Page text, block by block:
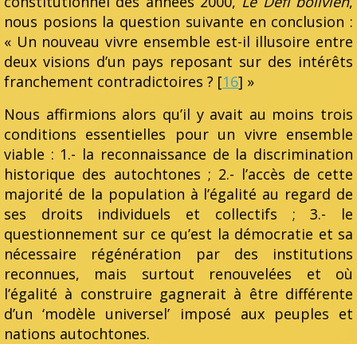
nous posions la question suivante en conclusion :
« Un nouveau vivre ensemble est-il illusoire entre
deux visions d’un pays reposant sur des intérêts
franchement contradictoires ? [16] »
Nous affirmions alors qu’il y avait au moins trois
conditions essentielles pour un vivre ensemble
viable : 1.- la reconnaissance de la discrimination
historique des autochtones ; 2.- l’accès de cette
majorité de la population à l’égalité au regard de
ses droits individuels et collectifs ; 3.- le
questionnement sur ce qu’est la démocratie et sa
nécessaire régénération par des institutions
reconnues, mais surtout renouvelées et où
l’égalité à construire gagnerait à être différente
d’un ‘modèle universel’ imposé aux peuples et
nations autochtones.